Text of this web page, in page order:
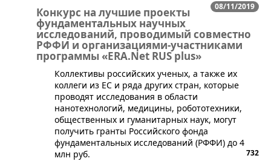
08/11/2019
Конкурс на лучшие проекты
фундаментальных научных
исследований, проводимый совместно
РФФИ и организациями-участниками
программы «ERA.Net RUS plus»
Коллективы российских ученых, а также их
коллеги из ЕС и ряда других стран, которые
проводят исследования в области
нанотехнологий, медицины, робототехники,
общественных и гуманитарных наук, могут
получить гранты Российского фонда
фундаментальных исследований (РФФИ) до 4
млн руб.
732